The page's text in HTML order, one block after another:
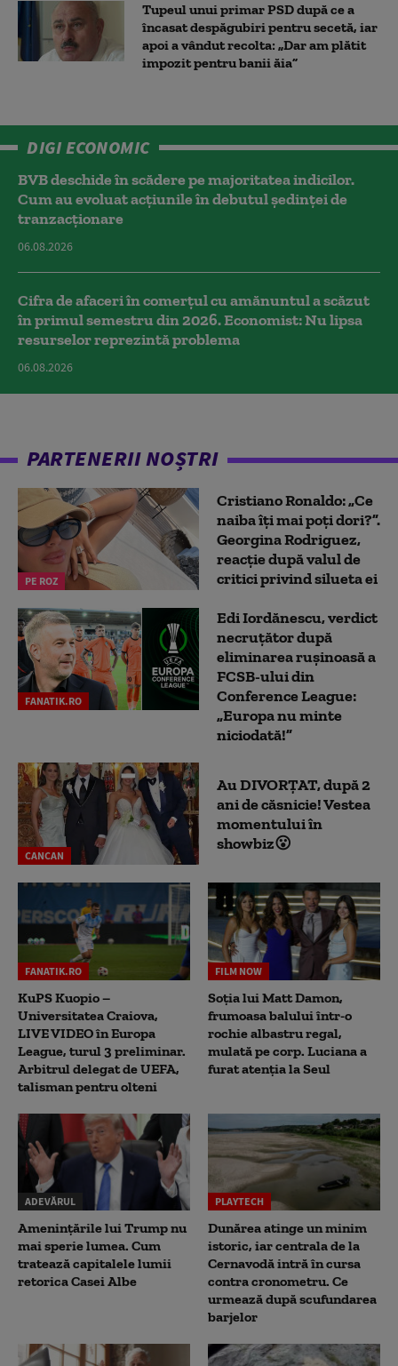
Tupeul unui primar PSD după ce a
încasat despăgubiri pentru secetă, iar
apoi a vândut recolta: „Dar am plătit
impozit pentru banii ăia”
DIGI ECONOMIC
BVB deschide în scădere pe majoritatea indicilor.
Cum au evoluat acțiunile în debutul ședinței de
tranzacționare
06.08.2026
Cifra de afaceri în comerțul cu amănuntul a scăzut
în primul semestru din 2026. Economist: Nu lipsa
resurselor reprezintă problema
06.08.2026
PARTENERII NOȘTRI
PE ROZ
Cristiano Ronaldo: „Ce
naiba îți mai poți dori?”.
Georgina Rodriguez,
reacție după valul de
critici privind silueta ei
FANATIK.RO
Edi Iordănescu, verdict
necruțător după
eliminarea rușinoasă a
FCSB-ului din
Conference League:
„Europa nu minte
niciodată!”
CANCAN
Au DIVORȚAT, după 2
ani de căsnicie! Vestea
momentului în
showbiz😮
FANATIK.RO
KuPS Kuopio –
Universitatea Craiova,
LIVE VIDEO în Europa
League, turul 3 preliminar.
Arbitrul delegat de UEFA,
talisman pentru olteni
FILM NOW
Soția lui Matt Damon,
frumoasa balului într-o
rochie albastru regal,
mulată pe corp. Luciana a
furat atenția la Seul
ADEVĂRUL
Amenințările lui Trump nu
mai sperie lumea. Cum
tratează capitalele lumii
retorica Casei Albe
PLAYTECH
Dunărea atinge un minim
istoric, iar centrala de la
Cernavodă intră în cursa
contra cronometru. Ce
urmează după scufundarea
barjelor